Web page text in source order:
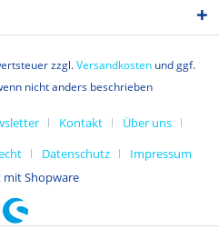
zzgl.Versandkosten und ggf.
nicht anders beschrieben
Kontakt
Über uns
Datenschutz
Impressum
mit Shopware